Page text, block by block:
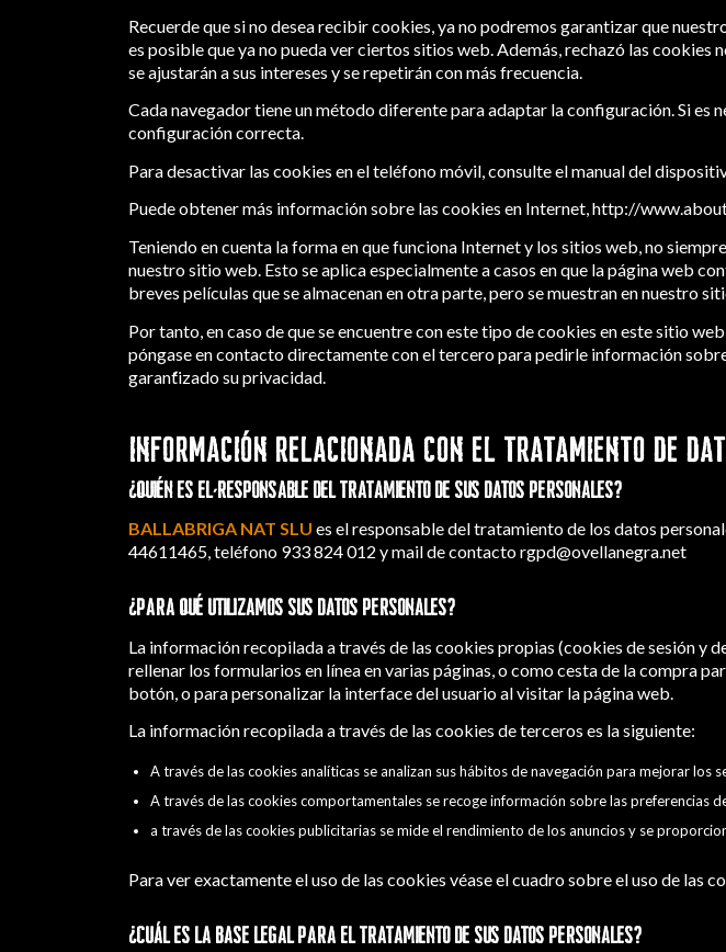
Recuerde que si no desea recibir cookies, ya no podremos garantizar que
es posible que ya no pueda ver ciertos sitios web. Además, rechazó las
se ajustarán a sus intereses y se repetirán con más frecuencia.
Cada navegador tiene un método diferente para adaptar la configuración. Si es
configuración correcta.
Para desactivar las cookies en el teléfono móvil, consulte el manual del
Puede obtener más información sobre las cookies en Internet,http://
Teniendo en cuenta la forma en que funciona Internet y los sitios web, no
nuestro sitio web. Esto se aplica especialmente a casos en que la página web
breves películas que se almacenan en otra parte, pero se muestran en nuestro
Por tanto, en caso de que se encuentre con este tipo de cookies en este sitio
póngase en contacto directamente con el tercero para pedirle información
garantizado su privacidad.
INFORMACIÓN RELACIONADA CON EL TRATAMIENTO DE
¿Quién es el responsable del tratamiento de sus datos personales?
BALLABRIGA NAT SLU es el responsable del tratamiento de los datos
44611465, teléfono 933 824 012 y mail de contactorgpd@ovellanegra.net
¿Para qué utilizamos sus datos personales?
La información recopilada a través de las cookies propias (cookies de sesión y
rellenar los formularios en línea en varias páginas, o como cesta de la compra
botón, o para personalizar la interface del usuario al visitar la página web.
La información recopilada a través de las cookies de terceros es la siguiente:
A través de las cookies analíticas se analizan sus hábitos de navegación para mejorar los
A través de las cookies comportamentales se recoge información sobre las preferencias
a través de las cookies publicitarias se mide el rendimiento de los anuncios y se
Para ver exactamente el uso de las cookies véase el cuadro sobre el uso de las
¿Cuál es la base legal para el tratamiento de sus datos personales?